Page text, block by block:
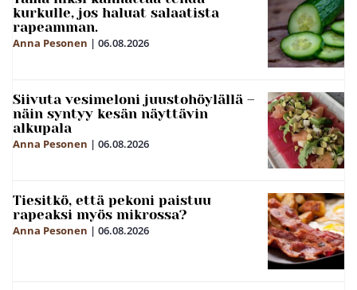
kurkulle, jos haluat salaatista
rapeamman.
Anna Pesonen | 06.08.2026
Siivuta vesimeloni juustohöylällä –
näin syntyy kesän näyttävin
alkupala
Anna Pesonen | 06.08.2026
Tiesitkö, että pekoni paistuu
rapeaksi myös mikrossa?
Anna Pesonen | 06.08.2026